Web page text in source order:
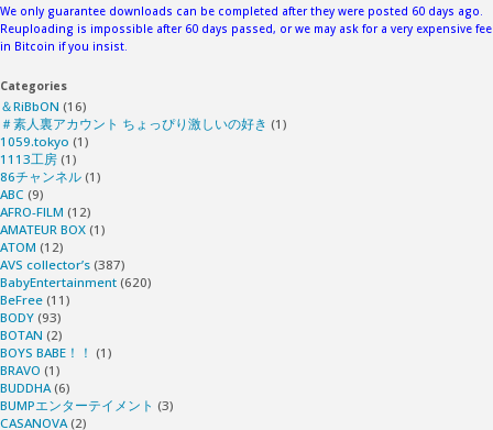
イ
We only guarantee downloads can be completed after they were posted 60 days ago.
Reuploading is impossible after 60 days passed, or we may ask for a very expensive fee
in Bitcoin if you insist.
Categories
＆RiBbON (16)
＃素人裏アカウント ちょっぴり激しいの好き (1)
1059.tokyo (1)
1113工房 (1)
86チャンネル (1)
ABC (9)
AFRO-FILM (12)
AMATEUR BOX (1)
ATOM (12)
AVS collector’s (387)
BabyEntertainment (620)
BeFree (11)
BODY (93)
BOTAN (2)
BOYS BABE！！ (1)
BRAVO (1)
BUDDHA(6)
BUMPエンターテイメント (3)
CASANOVA(2)